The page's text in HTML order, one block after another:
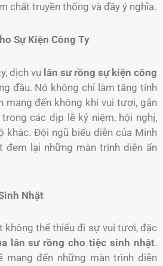
chất truyền thống và đầy ý nghĩa.
Sự Kiện Công Ty
dịch vụ lân sư rồng sự kiện công
đầu. Nó không chỉ làm tăng tính
mang đến không khí vui tươi, gắn
các dịp lễ kỷ niệm, hội nghị,
khác. Đội ngũ biểu diễn của Minh
đem lại những màn trình diễn ấn
Nhật
không thể thiếu đi sự vui tươi, đặc
lân sư rồng cho tiệc sinh nhật.
mang đến những màn trình diễn